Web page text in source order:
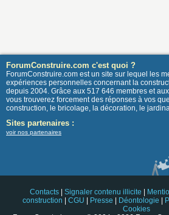
ForumConstruire.com c'est quoi ?
ForumConstruire.com est un site sur lequel les
expériences personnelles concernant la
depuis 2004. Grâce aux 517 646 membres et
vous trouverez forcement des réponses à vos
construction, le bricolage, la décoration, le
Sites partenaires :
voir nos partenaires
Contacts Signaler contenu illicite
construction
CGU Presse Déontologie
Cookies